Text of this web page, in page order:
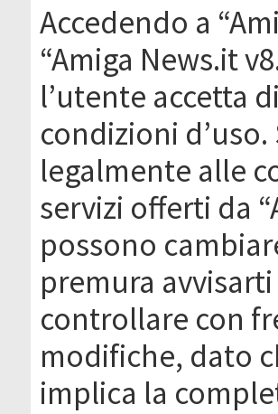
Accedendo a
“Amiga News.it
l’utente accetta
condizioni
legalmente alle
servizi offerti da
possono
premura
controllare con
modifiche, dato
implica la